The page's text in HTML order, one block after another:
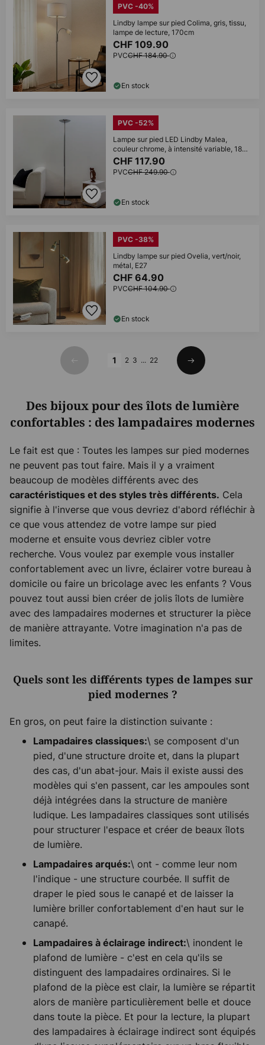
PVC -40%
Lindby lampe sur pied Colima, gris, tissu,
lampe de lecture, 170cm
CHF 109.90
PVCCHF 184.90
En stock
PVC -52%
Lampe sur pied LED Lindby Malea,
couleur chrome, à intensité variable, 180
cm
CHF 117.90
PVCCHF 249.90
En stock
PVC -38%
Lindby lampe sur pied Ovelia, vert/noir,
métal, E27
CHF 64.90
PVCCHF 104.90
En stock
Précédent
1 2 3 ... 22
Suivant
Des bijoux pour des îlots de lumière
confortables : des lampadaires modernes
Le fait est que : Toutes les lampes sur pied modernes
ne peuvent pas tout faire. Mais il y a vraiment
beaucoup de modèles différents avec des
caractéristiques et des styles très différents. Cela
signifie à l'inverse que vous devriez d'abord réfléchir à
ce que vous attendez de votre lampe sur pied
moderne et ensuite vous devriez cibler votre
recherche. Vous voulez par exemple vous installer
confortablement avec un livre, éclairer votre bureau à
domicile ou faire un bricolage avec les enfants ? Vous
pouvez tout aussi bien créer de jolis îlots de lumière
avec des lampadaires modernes et structurer la pièce
de manière attrayante. Votre imagination n'a pas de
limites.
Quels sont les différents types de lampes sur
pied modernes ?
En gros, on peut faire la distinction suivante :
Lampadaires classiques:\ se composent d'un
pied, d'une structure droite et, dans la plupart
des cas, d'un abat-jour. Mais il existe aussi des
modèles qui s'en passent, car les ampoules sont
déjà intégrées dans la structure de manière
ludique. Les lampadaires classiques sont utilisés
pour structurer l'espace et créer de beaux îlots
de lumière.
Lampadaires arqués:\ ont - comme leur nom
l'indique - une structure courbée. Il suffit de
draper le pied sous le canapé et de laisser la
lumière briller confortablement d'en haut sur le
canapé.
Lampadaires à éclairage indirect:\ inondent le
plafond de lumière - c'est en cela qu'ils se
distinguent des lampadaires ordinaires. Si le
plafond de la pièce est clair, la lumière se répartit
alors de manière particulièrement belle et douce
dans toute la pièce. Et pour la lecture, la plupart
des lampadaires à éclairage indirect sont équipés